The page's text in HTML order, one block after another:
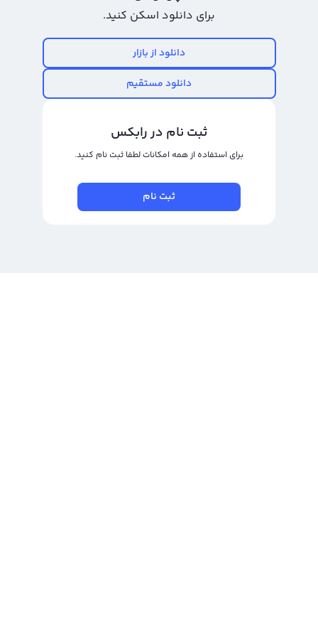
خرید و فروش دورایاکی
خرید و فروش دورایاکی یا در واقع معامله آن به عنوان یکی از ارزهای دیجیتال جدید
در بازار معاملاتی بسیار جذاب و متنوع است. DORA به عنوان نماد این ارز دیجیتال
شناخته می‌شود و اسم انگلیسی آن Dorayaki است. در حال حاضر این ارز دیجیتال به
دلیل رونق و فعالیت در بازار، بسیار مناسب برای معامله‌گران و سرمایه‌گذاران است. با
بلند مدت و کوتاه مدت دارد و این امر باعث شده که جذابیت آن در میان
سرمایه‌گذاران و معامله‌گران بیش از پیش باشد.
برای خرید و فروش دورایاکی از بهترین زمان و قیمت ممکن استفاده کنید، آشنایی با
مفاهیم و شیوه‌های معاملاتی این ارز دیجیتال بسیار مهم است. اما تنها این موارد
برای دانلود اسکن کنید.
دانلود از بازار
دانلود مستقیم
ثبت نام در رابکس
برای استفاده از همه امکانات لطفا ثبت نام کنید.
ثبت نام